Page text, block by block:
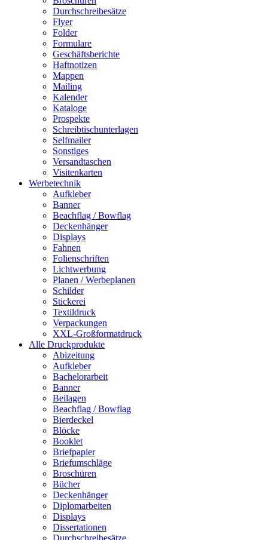
Durchschreibesätze
Flyer
Folder
Formulare
Geschäftsberichte
Haftnotizen
Mappen
Mailing
Kalender
Kataloge
Prospekte
Schreibtischunterlagen
Selfmailer
Sonstiges
Versandtaschen
Visitenkarten
Werbetechnik
Aufkleber
Banner
Beachflag / Bowflag
Deckenhänger
Displays
Fahnen
Folienschriften
Lichtwerbung
Planen / Werbeplanen
Schilder
Stickerei
Textildruck
Verpackungen
XXL-Großformatdruck
Alle Druckprodukte
Abizeitung
Aufkleber
Bachelorarbeit
Banner
Beilagen
Beachflag / Bowflag
Bierdeckel
Blöcke
Booklet
Briefpapier
Briefumschläge
Broschüren
Bücher
Deckenhänger
Diplomarbeiten
Displays
Dissertationen
Durchschreibesätze